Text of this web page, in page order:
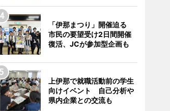
「伊那まつり」開催迫る
市民の要望受け2日間開催
復活、JCが参加型企画も
上伊那で就職活動前の学生
向けイベント 自己分析や
県内企業との交流も